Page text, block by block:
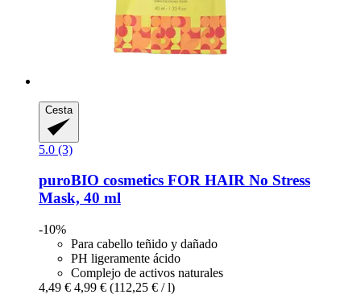
Cesta
5.0 (3)
puroBIO cosmetics FOR HAIR No Stress
Mask, 40 ml
-10%
Para cabello teñido y dañado
PH ligeramente ácido
Complejo de activos naturales
4,49 € 4,99 € (112,25 € / l)